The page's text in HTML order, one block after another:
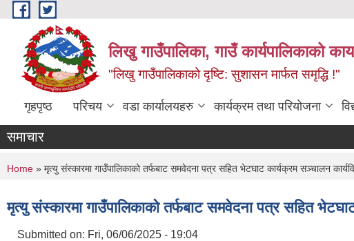
Skip to main content
लिखु गाउँपालिका, गाउँ कार्यपालिकाको
"लिखु गाउँपालिकाको दृष्टि: सुशासन मार्फत समृद्धि !"
गृहपृष्ठ परिचय वडा कार्यालयहरु कार्यक्रम तथा परियोजना
समाचार
You are here
Home » मृत्यु संस्कारमा गाउँपालिकाको तर्फबाट समवेदना पत्र सहित भेटघाट कार्यक्रम सञ्चालन
मृत्यु संस्कारमा गाउँपालिकाको तर्फबाट समवेदना पत्र सहित
Submitted on: Fri, 06/06/2025 - 19:04